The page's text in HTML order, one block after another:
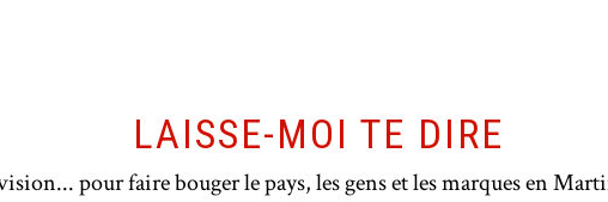
LAISSE-MOI TE DIRE
pour faire bouger le pays, les gens et les marques en